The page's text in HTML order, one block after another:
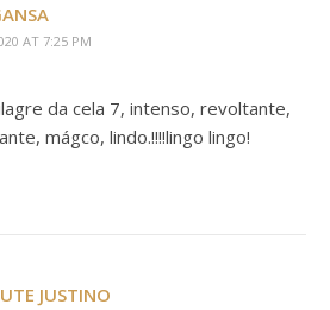
AT 7:25 PM
da cela 7, intenso, revoltante,
mágco, lindo.!!!!lingo lingo!
JUSTINO